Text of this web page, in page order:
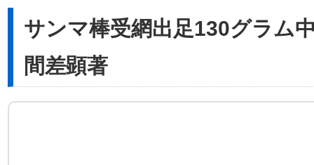
サンマ棒受網出足130グラム
間差顕著